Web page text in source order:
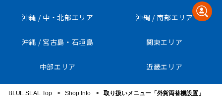
沖縄 / 中・北部エリア 沖縄 / 南部エリア
沖縄 / 宮古島・石垣島 関東エリア
中部エリア 近畿エリア
BLUE SEAL Top > Shop Info > 取り扱いメニュー「外貨両替機設置」